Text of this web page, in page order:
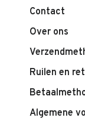
Contact
Over ons
Ruilen en
Algemene